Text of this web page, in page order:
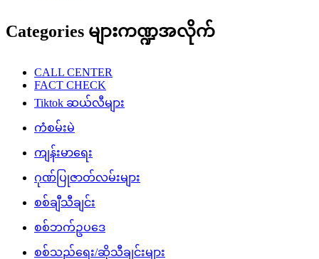
Categories များကဏ္ဍအလိုက်
CALL CENTER
FACT CHECK
Tiktok ဆယ်လီများ
ကံစမ်းမဲ
ကျန်းမာရေး
ဂုဏ်ပြုဇာတ်လမ်းများ
စစ်ချီသီချင်း
စစ်ဘက်ဥပဒေ
စစ်သည်ရေး/ဆိုသီချင်းများ